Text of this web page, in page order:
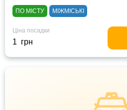
ПО МІСТУ МІЖМІСЬКІ
Ціна посадки
1 грн